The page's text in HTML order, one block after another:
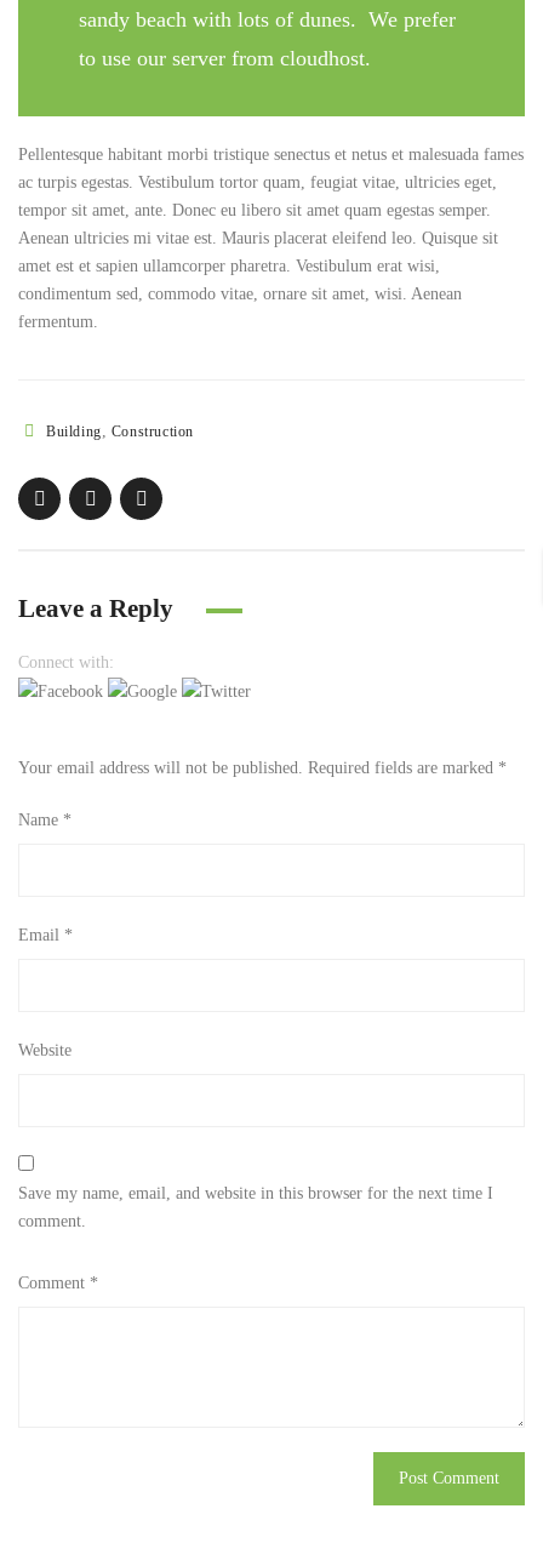
sandy beach with lots of dunes. We prefer
to use our server from cloudhost.
Pellentesque habitant morbi tristique senectus et netus et malesuada fames
ac turpis egestas. Vestibulum tortor quam, feugiat vitae, ultricies eget,
tempor sit amet, ante. Donec eu libero sit amet quam egestas semper.
Aenean ultricies mi vitae est. Mauris placerat eleifend leo. Quisque sit
amet est et sapien ullamcorper pharetra. Vestibulum erat wisi,
condimentum sed, commodo vitae, ornare sit amet, wisi. Aenean
fermentum.
Building, Construction
Leave a Reply
Connect with:
Your email address will not be published. Required fields are marked *
Name *
Email *
Website
Save my name, email, and website in this browser for the next time I
comment.
Comment *